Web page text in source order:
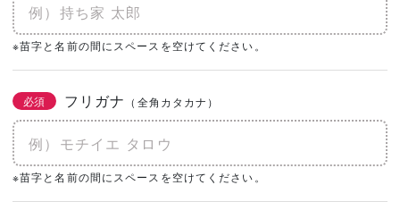
※苗字と名前の間にスペースを空けてください。
必須 フリガナ （全角カタカナ）
※苗字と名前の間にスペースを空けてください。